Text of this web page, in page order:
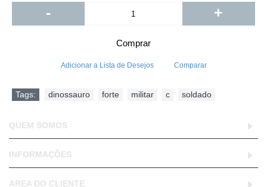
- +
Comprar
Adicionar a Lista de Desejos Comparar
Tags: dinossauro forte militar c soldado
QUEM SOMOS
INFORMAÇÕES
AREA DO CLIENTE